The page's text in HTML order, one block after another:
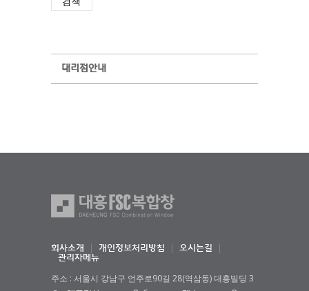
대리점안내
회사소개 개인정보처리방침
오시는길
관리자메뉴
주소 : 서울시 강남구 언주로90길 28(역삼동) 대흥빌딩 3